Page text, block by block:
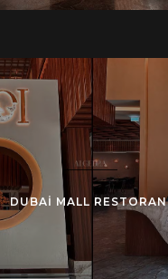
DUBAI MALL